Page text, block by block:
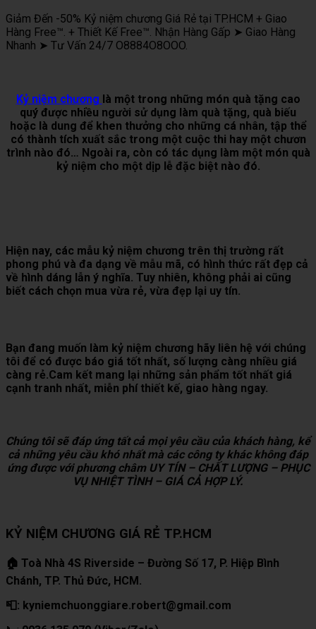
Giảm Đến -50% Kỷ niệm chương Giá Rẻ tại TP.HCM + Giao
Hàng Free™. + Thiết Kế Free™. Nhận Hàng Gấp ➤ Giao Hàng
Nhanh ➤ Tư Vấn 24/7 O8884O8OOO.
Kỷ niệm chương là một trong những món quà tặng cao
quý được nhiều người sử dụng làm quà tặng, quà biếu
hoặc là dung để khen thưởng cho những cá nhân, tập thể
có thành tích xuất sắc trong một cuộc thi hay một chươn
trình nào đó… Ngoài ra, còn có tác dụng làm một món quà
kỷ niệm cho một dịp lễ đặc biệt nào đó.
Hiện nay, các mẫu kỷ niệm chương trên thị trường rất
phong phú và đa dạng về mẫu mã, có hình thức rất đẹp cả
về hình dáng lẫn ý nghĩa. Tuy nhiên, không phải ai cũng
biết cách chọn mua vừa rẻ, vừa đẹp lại uy tín.
Bạn đang muốn làm kỷ niệm chương hãy liên hệ với chúng
tôi để có được báo giá tốt nhất, số lượng càng nhiều giá
càng rẻ.Cam kết mang lại những sản phẩm tốt nhất giá
cạnh tranh nhất, miễn phí thiết kế, giao hàng ngay.
Chúng tôi sẽ đáp ứng tất cả mọi yêu cầu của khách hàng, kể
cả những yêu cầu khó nhất mà các công ty khác không đáp
ứng được với phương châm UY TÍN – CHẤT LƯỢNG – PHỤC
VỤ NHIỆT TÌNH – GIÁ CẢ HỢP LÝ.
KỶ NIỆM CHƯƠNG GIÁ RẺ TP.HCM
🏠 Toà Nhà 4S Riverside – Đường Số 17, P. Hiệp Bình
Chánh, TP. Thủ Đức, HCM.
📮: kyniemchuonggiare.robert@gmail.com